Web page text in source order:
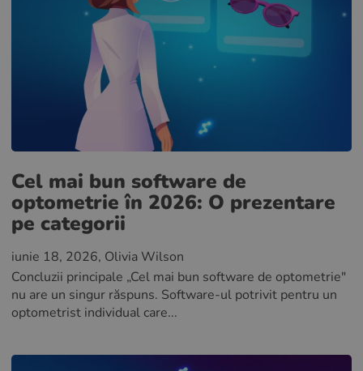
Cel mai bun software de
optometrie în 2026: O prezentare
pe categorii
iunie 18, 2026, Olivia Wilson
Concluzii principale „Cel mai bun software de optometrie"
nu are un singur răspuns. Software-ul potrivit pentru un
optometrist individual care...